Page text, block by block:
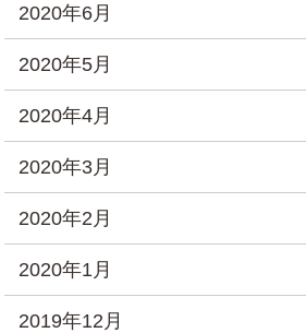
2020年6月
2020年5月
2020年4月
2020年3月
2020年2月
2020年1月
2019年12月